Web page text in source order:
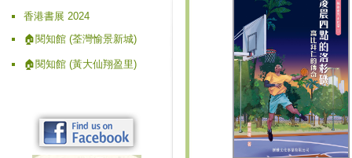
香港書展 2024
🏠閱知館 (荃灣愉景新城)
🏠閱知館 (黃大仙翔盈里)